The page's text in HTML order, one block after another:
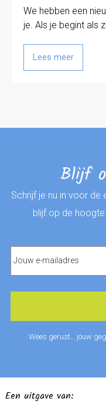
We hebben een
je. Als je begint als
Lees meer
Blijf
Schrijf je nu in voor de
blijf op de
Wees gerust… jouw
Een uitgave van: